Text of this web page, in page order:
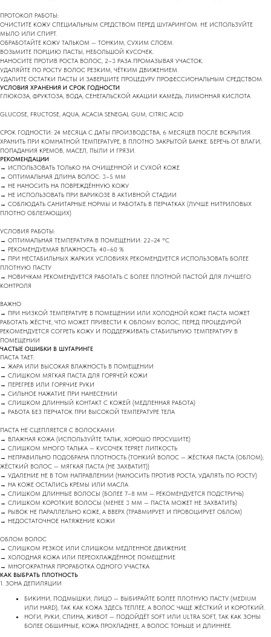
ПРОТОКОЛ РАБОТЫ:
ОЧИСТИТЕ КОЖУ СПЕЦИАЛЬНЫМ СРЕДСТВОМ ПЕРЕД ШУГАРИНГОМ. НЕ ИСПОЛЬЗУЙТЕ
МЫЛО ИЛИ СПИРТ.
ОБРАБОТАЙТЕ КОЖУ ТАЛЬКОМ — ТОНКИМ, СУХИМ СЛОЕМ.
ВОЗЬМИТЕ ПОРЦИЮ ПАСТЫ, НЕБОЛЬШОЙ КУСОЧЕК.
НАНОСИТЕ ПРОТИВ РОСТА ВОЛОС, 2–3 РАЗА ПРОМАЗЫВАЯ УЧАСТОК.
УДАЛЯЙТЕ ПО РОСТУ ВОЛОС РЕЗКИМ, ЧЁТКИМ ДВИЖЕНИЕМ.
УДАЛИТЕ ОСТАТКИ ПАСТЫ И ЗАВЕРШИТЕ ПРОЦЕДУРУ ПРОФЕССИОНАЛЬНЫМ СРЕДСТВОМ.
УСЛОВИЯ ХРАНЕНИЯ И СРОК ГОДНОСТИ
ГЛЮКОЗА, ФРУКТОЗА, ВОДА, СЕНЕГАЛЬСКОЙ АКАЦИИ КАМЕДЬ, ЛИМОННАЯ КИСЛОТА
GLUCOSE, FRUCTOSE, AQUA, ACACIA SENEGAL GUM, CITRIC ACID
СРОК ГОДНОСТИ: 24 МЕСЯЦА С ДАТЫ ПРОИЗВОДСТВА, 6 МЕСЯЦЕВ ПОСЛЕ ВСКРЫТИЯ.
ХРАНИТЬ ПРИ КОМНАТНОЙ ТЕМПЕРАТУРЕ, В ПЛОТНО ЗАКРЫТОЙ БАНКЕ. БЕРЕЧЬ ОТ ВЛАГИ,
ПОПАДАНИЯ КРЕМОВ, МАСЕЛ, ПЫЛИ И ГРЯЗИ.
РЕКОМЕНДАЦИИ
→ ИСПОЛЬЗОВАТЬ ТОЛЬКО НА ОЧИЩЕННОЙ И СУХОЙ КОЖЕ
→ ОПТИМАЛЬНАЯ ДЛИНА ВОЛОС: 3–5 ММ
→ НЕ НАНОСИТЬ НА ПОВРЕЖДЁННУЮ КОЖУ
→ НЕ ИСПОЛЬЗОВАТЬ ПРИ ВАРИКОЗЕ В АКТИВНОЙ СТАДИИ
→ СОБЛЮДАТЬ САНИТАРНЫЕ НОРМЫ И РАБОТАТЬ В ПЕРЧАТКАХ (ЛУЧШЕ НИТРИЛОВЫХ
ПЛОТНО ОБЛЕГАЮЩИХ)
УСЛОВИЯ РАБОТЫ:
→ ОПТИМАЛЬНАЯ ТЕМПЕРАТУРА В ПОМЕЩЕНИИ: 22–24 °C
→ РЕКОМЕНДУЕМАЯ ВЛАЖНОСТЬ: 40–60 %
→ ПРИ НЕСТАБИЛЬНЫХ ЖАРКИХ УСЛОВИЯХ РЕКОМЕНДУЕТСЯ ИСПОЛЬЗОВАТЬ БОЛЕЕ
ПЛОТНУЮ ПАСТУ
→ НОВИЧКАМ РЕКОМЕНДУЕТСЯ РАБОТАТЬ С БОЛЕЕ ПЛОТНОЙ ПАСТОЙ ДЛЯ ЛУЧШЕГО
КОНТРОЛЯ
ВАЖНО
→ ПРИ НИЗКОЙ ТЕМПЕРАТУРЕ В ПОМЕЩЕНИИ ИЛИ ХОЛОДНОЙ КОЖЕ ПАСТА МОЖЕТ
РАБОТАТЬ ЖЁСТЧЕ, ЧТО МОЖЕТ ПРИВЕСТИ К ОБЛОМУ ВОЛОС, ПЕРЕД ПРОЦЕДУРОЙ
РЕКОМЕНДУЕТСЯ СОГРЕТЬ КОЖУ И ПОДДЕРЖИВАТЬ СТАБИЛЬНУЮ ТЕМПЕРАТУРУ В
ПОМЕЩЕНИИ
ЧАСТЫЕ ОШИБКИ В ШУГАРИНГЕ
ПАСТА ТАЕТ:
→ ЖАРА ИЛИ ВЫСОКАЯ ВЛАЖНОСТЬ В ПОМЕЩЕНИИ
→ СЛИШКОМ МЯГКАЯ ПАСТА ДЛЯ ГОРЯЧЕЙ КОЖИ
→ ПЕРЕГРЕВ ИЛИ ГОРЯЧИЕ РУКИ
→ СИЛЬНОЕ НАЖАТИЕ ПРИ НАНЕСЕНИИ
→ СЛИШКОМ ДЛИННЫЙ КОНТАКТ С КОЖЕЙ (МЕДЛЕННАЯ РАБОТА)
→ РАБОТА БЕЗ ПЕРЧАТОК ПРИ ВЫСОКОЙ ТЕМПЕРАТУРЕ ТЕЛА
ПАСТА НЕ СЦЕПЛЯЕТСЯ С ВОЛОСКАМИ:
→ ВЛАЖНАЯ КОЖА (ИСПОЛЬЗУЙТЕ ТАЛЬК, ХОРОШО ПРОСУШИТЕ)
→ СЛИШКОМ МНОГО ТАЛЬКА — КУСОЧЕК ТЕРЯЕТ ЛИПКОСТЬ
→ НЕПРАВИЛЬНО ПОДОБРАНА ПЛОТНОСТЬ (ТОНКИЙ ВОЛОС — ЖЁСТКАЯ ПАСТА (ОБЛОМ);
ЖЁСТКИЙ ВОЛОС — МЯГКАЯ ПАСТА (НЕ ЗАХВАТИТ))
→ УДАЛЕНИЕ НЕ В ТОМ НАПРАВЛЕНИИ (НАНОСИТЬ ПРОТИВ РОСТА, УДАЛЯТЬ ПО РОСТУ)
→ НА КОЖЕ ОСТАЛИСЬ КРЕМЫ ИЛИ МАСЛА
→ СЛИШКОМ ДЛИННЫЕ ВОЛОСЫ (БОЛЕЕ 7–8 ММ — РЕКОМЕНДУЕТСЯ ПОДСТРИЧЬ)
→ СЛИШКОМ КОРОТКИЕ ВОЛОСЫ (МЕНЕЕ 3 ММ — ПАСТА МОЖЕТ НЕ ЗАХВАТИТЬ)
→ РЫВОК НЕ ПАРАЛЛЕЛЬНО КОЖЕ, А ВВЕРХ (ТРАВМИРУЕТ И ПРОВОЦИРУЕТ ОБЛОМ)
→ НЕДОСТАТОЧНОЕ НАТЯЖЕНИЕ КОЖИ
ОБЛОМ ВОЛОС
→ СЛИШКОМ РЕЗКОЕ ИЛИ СЛИШКОМ МЕДЛЕННОЕ ДВИЖЕНИЕ
→ ХОЛОДНАЯ КОЖА ИЛИ ПЕРЕОХЛАЖДЁННОЕ ПОМЕЩЕНИЕ
→ МНОГОКРАТНАЯ ПРОРАБОТКА ОДНОГО УЧАСТКА
КАК ВЫБРАТЬ ПЛОТНОСТЬ
1. ЗОНА ДЕПИЛЯЦИИ
БИКИНИ, ПОДМЫШКИ, ЛИЦО — ВЫБИРАЙТЕ БОЛЕЕ ПЛОТНУЮ ПАСТУ (MEDIUM
ИЛИ HARD), ТАК КАК КОЖА ЗДЕСЬ ТЕПЛЕЕ, А ВОЛОС ЧАЩЕ ЖЁСТКИЙ И КОРОТКИЙ.
НОГИ, РУКИ, СПИНА, ЖИВОТ — ПОДОЙДЁТ SOFT ИЛИ ULTRA SOFT, ТАК КАК ЗОНЫ
БОЛЕЕ ОБШИРНЫЕ, КОЖА ПРОХЛАДНЕЕ, А ВОЛОС ТОНЬШЕ И ДЛИННЕЕ.